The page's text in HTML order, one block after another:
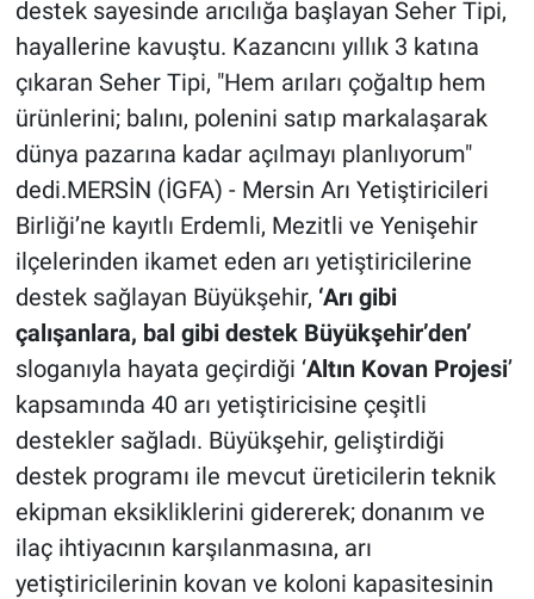
destek sayesinde arıcılığa başlayan Seher Tipi,
hayallerine kavuştu. Kazancını yıllık 3 katına
çıkaran Seher Tipi, "Hem arıları çoğaltıp hem
ürünlerini; balını, polenini satıp markalaşarak
dünya pazarına kadar açılmayı planlıyorum"
dedi.MERSİN (İGFA) - Mersin Arı Yetiştiricileri
Birliği’ne kayıtlı Erdemli, Mezitli ve Yenişehir
ilçelerinden ikamet eden arı yetiştiricilerine
destek sağlayan Büyükşehir, ‘Arı gibi
çalışanlara, bal gibi destek Büyükşehir’den’
sloganıyla hayata geçirdiği ‘Altın Kovan Projesi’
kapsamında 40 arı yetiştiricisine çeşitli
destekler sağladı. Büyükşehir, geliştirdiği
destek programı ile mevcut üreticilerin teknik
ekipman eksikliklerini gidererek; donanım ve
ilaç ihtiyacının karşılanmasına, arı
yetiştiricilerinin kovan ve koloni kapasitesinin